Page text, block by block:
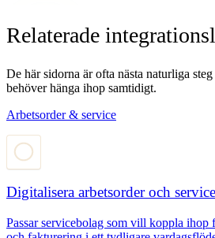
Relaterade
De här sidorna är ofta nästa naturliga
behöver hänga ihop samtidigt.
Arbetsorder & service
Digitalisera arbetsorder och
Passar servicebolag som vill koppla ihop